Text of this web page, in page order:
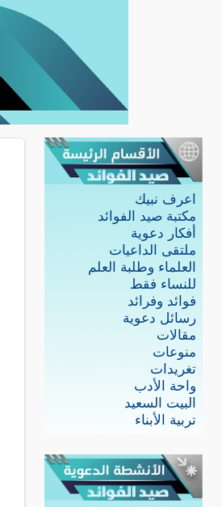
اعرف نبيك
مكتبة صيد الفوائد
أفكار دعوية
ملتقى الداعيات
العلماء وطلبة العلم
للنساء فقط
فوائد وفرائد
رسائل دعوية
مقالات
منوعات
تغريدات
واحة الأدب
البيت السعيد
تربية الأبناء